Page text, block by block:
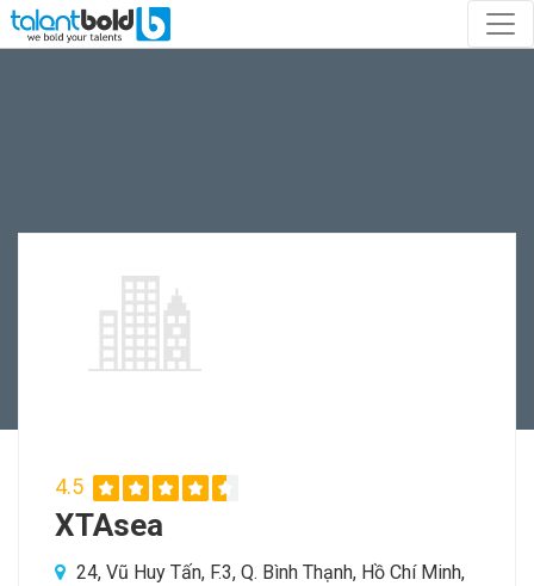
4.5
XTAsea
24, Vũ Huy Tấn, F.3, Q. Bình Thạnh, Hồ Chí Minh,